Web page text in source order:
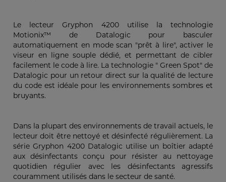
Le lecteur Gryphon 4200 utilise la technologie
Motionix™ de Datalogic pour basculer
automatiquement en mode scan "prêt à lire", activer le
viseur en ligne souple dédié, et permettant de cibler
facilement le code à lire. La technologie " Green Spot" de
Datalogic pour un retour direct sur la qualité de lecture
du code est idéale pour les environnements sombres et
bruyants.
Dans la plupart des environnements de travail actuels, le
lecteur doit être nettoyé et désinfecté régulièrement. La
série Gryphon 4200 Datalogic utilise un boîtier adapté
aux désinfectants conçu pour résister au nettoyage
quotidien régulier avec les désinfectants agressifs
couramment utilisés dans le secteur de santé.